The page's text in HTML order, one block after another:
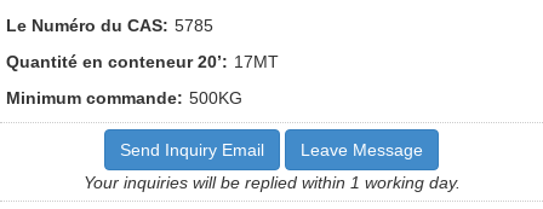
Le Numéro du CAS: 5785
Quantité en conteneur 20’: 17MT
Minimum commande: 500KG
Send Inquiry Email
Leave Message
Your inquiries will be replied within 1 working day.